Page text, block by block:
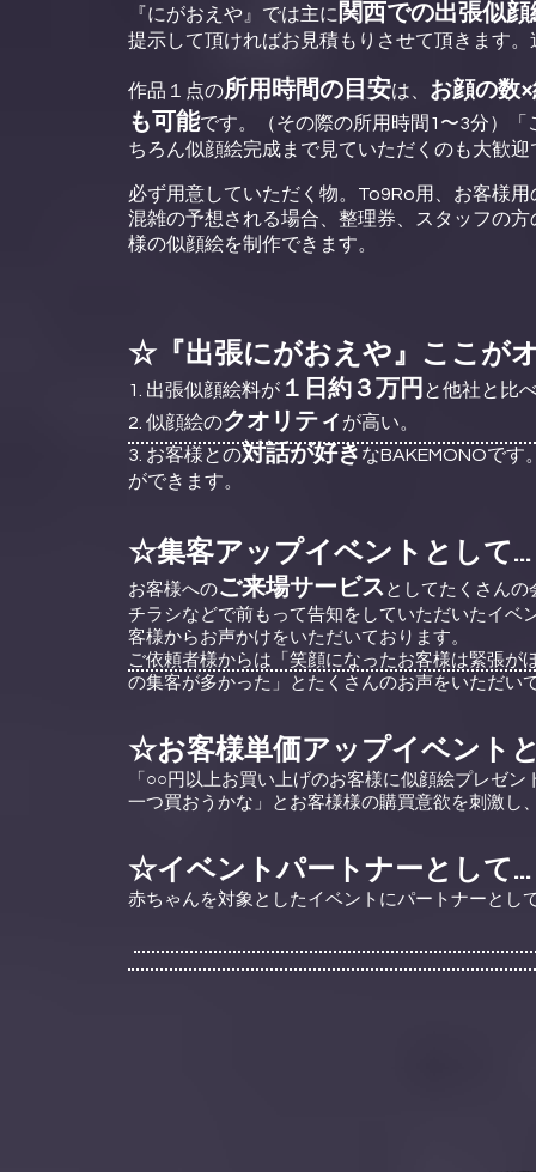
『にがおえや』では主に 関西での出張似顔
提示して頂ければお見積もりさせて頂きます
作品１点の所用時間の目安は、 お顔の数
も可能です。（その際の所用時間1〜3分）
ちろん似顔絵完成まで見ていただくのも大歓迎
必ず用意していただく物。To9Ro用、お客様
混雑の予想される場合、整理券、スタッフの
様の似顔絵を制作できます。
☆『出張にがおえや』ここが
1. 出張似顔絵料が １日約３万円 と他社と比
2. 似顔絵のクオリティ が高い。
3. お客様との対話が好き なBAKEMONOです
ができます。
☆集客アップイベントとして…
お客様へのご来場サービス としてたくさん
チラシなどで前もって告知をしていただいたイベ
客様からお声かけをいただいております。
ご依頼者様からは「笑顔になったお客様は緊張
の集客が多かった」とたくさんのお声をいただい
☆お客様単価アップイベント
「○○円以上お買い上げのお客様に似顔絵プレゼ
一つ買おうかな」とお客様様の購買意欲を刺激し
☆イベントパートナーとして…
赤ちゃんを対象としたイベントにパートナーとし